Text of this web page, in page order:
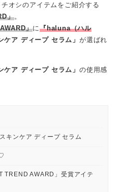
オシのアイテムをご紹介する
」。
」に『haluna（ハル
ケア ディープ セラム」が選ばれ
ケア ディープ セラム」 の使用感
キンケア ディープ セラム
TREND AWARD」受賞アイテ